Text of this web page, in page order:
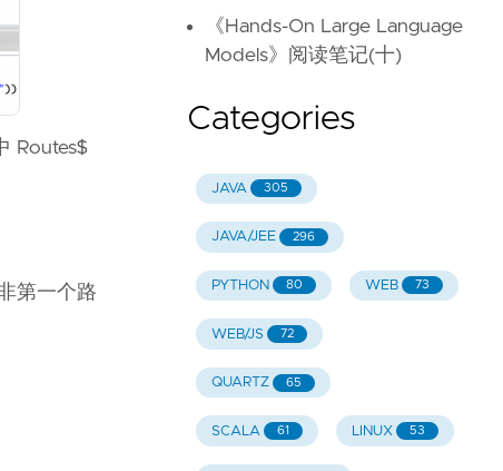
Routes$
第一个路
《Hands-On Large Language
Models》阅读笔记(十)
Categories
JAVA 305
JAVA/JEE 296
PYTHON 80 WEB 73
WEB/JS 72
QUARTZ 65
SCALA 61 LINUX 53